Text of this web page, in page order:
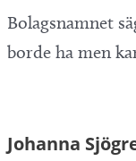
Bolagsnamnet
borde ha men
Johanna